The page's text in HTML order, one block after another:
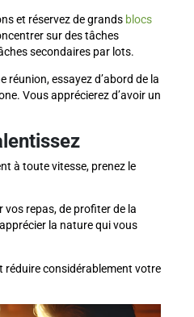
et réservez de grands blocs
sur des tâches
secondaires par lots.
réunion, essayez d’abord de la
Vous apprécierez d’avoir un
à toute vitesse, prenez le
vos repas, de profiter de la
la nature qui vous
réduire considérablement votre